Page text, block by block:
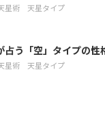
星術 天星タイプ
占う「空」タイプの性
星術 天星タイプ